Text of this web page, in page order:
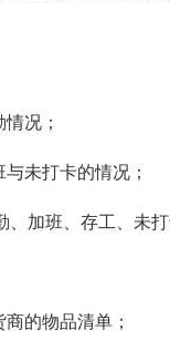
况；
未打卡的情况；
加班、存工、未
的物品清单；